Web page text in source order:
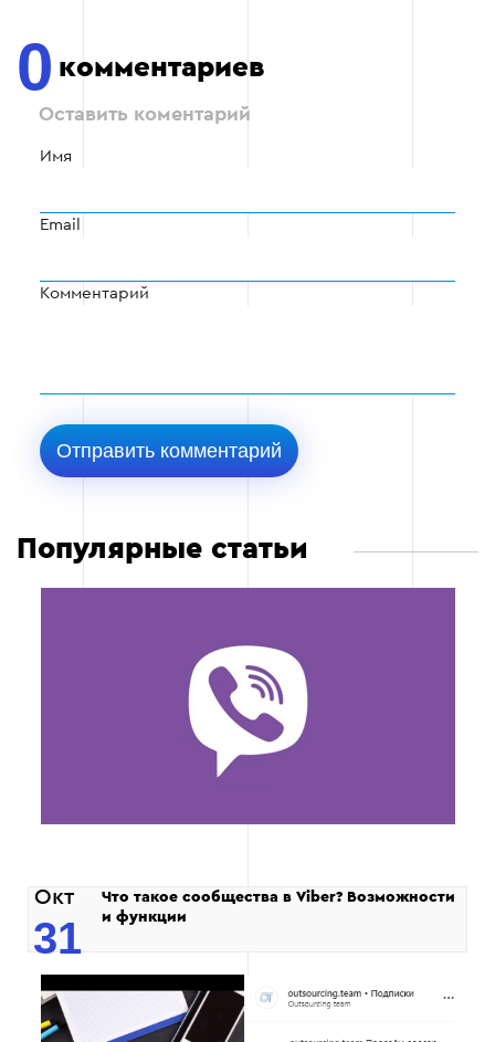
0 комментариев
Оставить коментарий
Имя
Email
Комментарий
Популярные статьи
Окт
31
Что такое сообщества в Viber? Возможности
и функции